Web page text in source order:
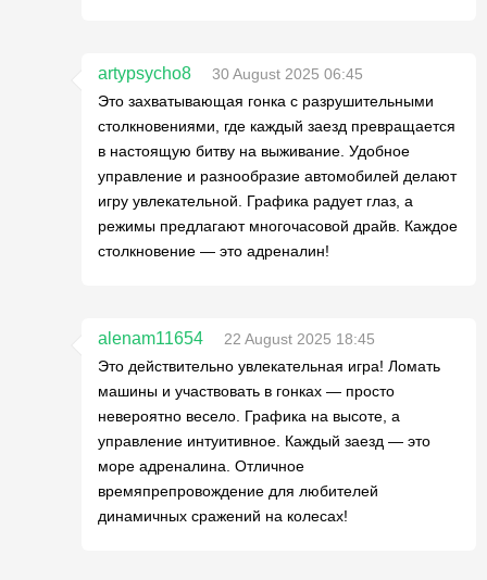
artypsycho8
30 August 2025 06:45
Это захватывающая гонка с разрушительными
столкновениями, где каждый заезд превращается
в настоящую битву на выживание. Удобное
управление и разнообразие автомобилей делают
игру увлекательной. Графика радует глаз, а
режимы предлагают многочасовой драйв. Каждое
столкновение — это адреналин!
alenam11654
22 August 2025 18:45
Это действительно увлекательная игра! Ломать
машины и участвовать в гонках — просто
невероятно весело. Графика на высоте, а
управление интуитивное. Каждый заезд — это
море адреналина. Отличное
времяпрепровождение для любителей
динамичных сражений на колесах!